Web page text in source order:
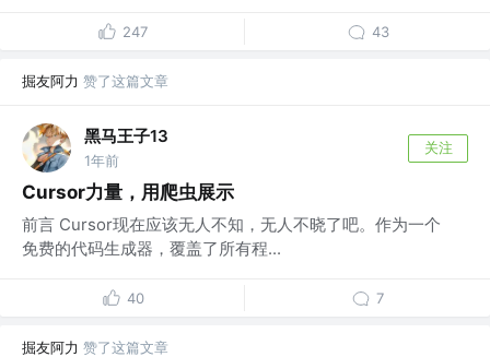
247 43
掘友阿力 赞了这篇文章
黑马王子13
1年前
关注
Cursor力量，用爬虫展示
前言 Cursor现在应该无人不知，无人不晓了吧。作为一个
免费的代码生成器，覆盖了所有程...
40 7
掘友阿力 赞了这篇文章